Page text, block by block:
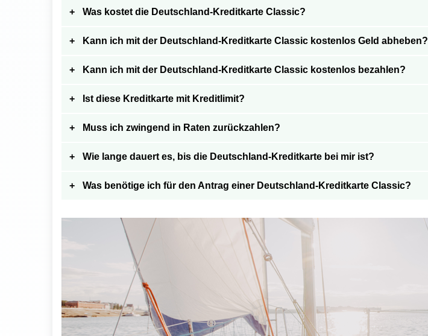
Was kostet die Deutschland-Kreditkarte Classic?
Kann ich mit der Deutschland-Kreditkarte Classic kostenlos Geld abheben?
Kann ich mit der Deutschland-Kreditkarte Classic kostenlos bezahlen?
Ist diese Kreditkarte mit Kreditlimit?
Muss ich zwingend in Raten zurückzahlen?
Wie lange dauert es, bis die Deutschland-Kreditkarte bei mir ist?
Was benötige ich für den Antrag einer Deutschland-Kreditkarte Classic?